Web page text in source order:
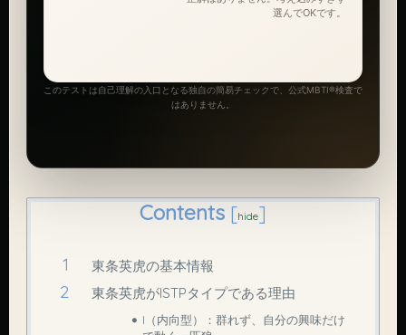
選んでOKです。
このテストは自己理解の入口となる独自の簡易チェックで、公式MBTI®検査で
はありません。
Contents [hide]
東条英虎の基本情報
東条英虎がISTPタイプである理由
I（内向型）：群れず、自分の興味だけ